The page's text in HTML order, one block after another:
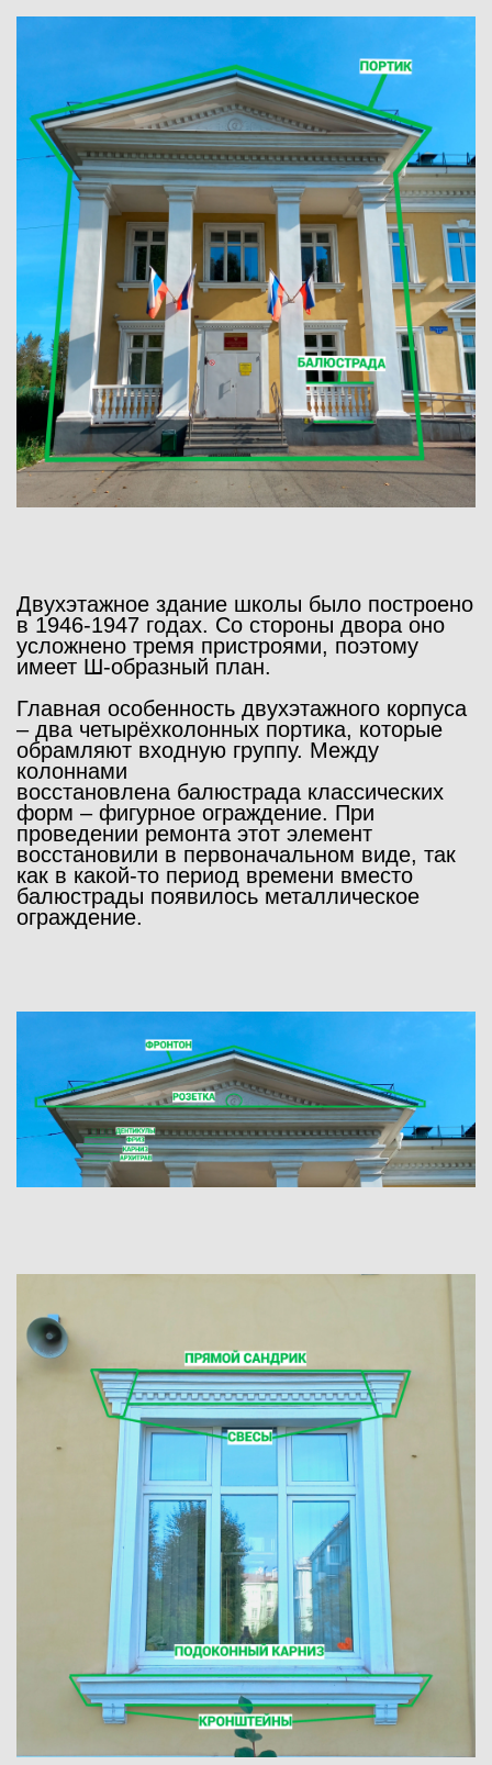
Двухэтажное здание школы было построено
в 1946-1947 годах. Со стороны двора оно
усложнено тремя пристроями, поэтому
имеет Ш-образный план.
Главная особенность двухэтажного корпуса
– два четырёхколонных портика, которые
обрамляют входную группу. Между
колоннами
восстановлена балюстрада классических
форм – фигурное ограждение. При
проведении ремонта этот элемент
восстановили в первоначальном виде, так
как в какой-то период времени вместо
балюстрады появилось металлическое
ограждение.